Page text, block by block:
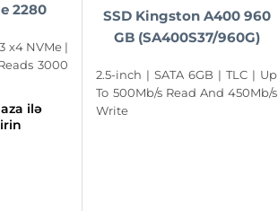
2280
x4 NVMe |
3000
ilə
SSD Kingston A400 960
GB (SA400S37/960G)
2.5-inch | SATA 6GB | TLC | Up
To 500Mb/s Read And 450Mb/s
Write